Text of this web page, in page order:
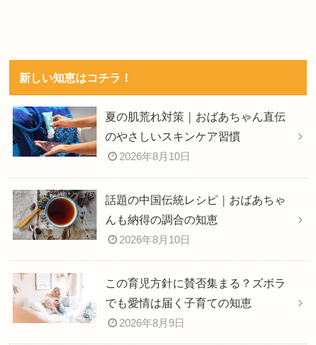
新しい知恵はコチラ！
夏の肌荒れ対策｜おばあちゃん直伝
のやさしいスキンケア習慣
2026年8月10日
話題の中国伝統レシピ｜おばあちゃ
んも納得の調合の知恵
2026年8月10日
この育児方針に賛否集まる？ズボラ
でも愛情は届く子育ての知恵
2026年8月9日